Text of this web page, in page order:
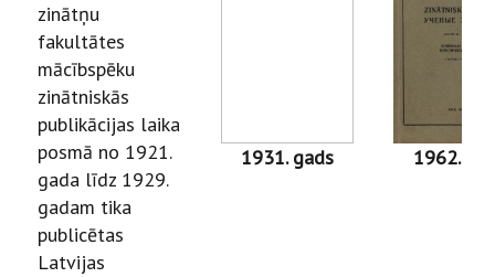
zinātņu
fakultātes
mācībspēku
zinātniskās
publikācijas laika
posmā no 1921.
gada līdz 1929.
gadam tika
publicētas
Latvijas
1931. gads 1962.